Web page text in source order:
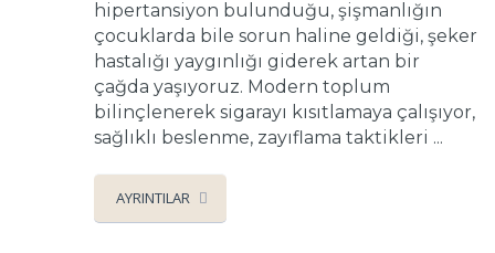
hipertansiyon bulunduğu, şişmanlığın
çocuklarda bile sorun haline geldiği, şeker
hastalığı yaygınlığı giderek artan bir
çağda yaşıyoruz. Modern toplum
bilinçlenerek sigarayı kısıtlamaya çalışıyor,
sağlıklı beslenme, zayıflama taktikleri ...
AYRINTILAR